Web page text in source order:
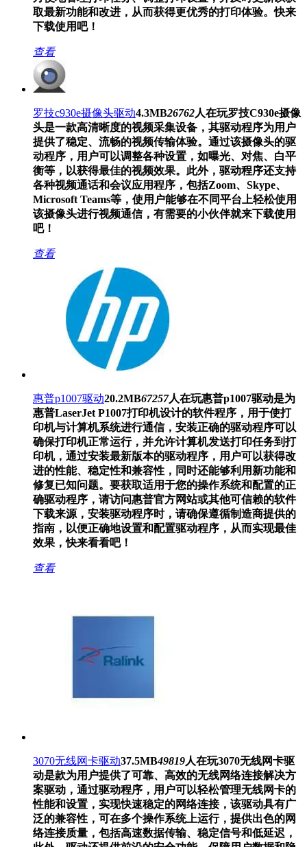
取最新功能和改进，从而获得更优秀的打印体验。快来
下载使用吧！
查看
罗技c930e摄像头驱动4.3MB26762人在玩罗技C930e摄像
头是一款高清晰度的视频采集设备，其驱动程序为用户
提供了稳定、流畅的视频传输体验。通过该摄像头的驱
动程序，用户可以调整各种设置，如曝光、对焦、白平
衡等，以获得最佳的视频效果。此外，驱动程序还支持
各种视频通话和会议应用程序，包括Zoom、Skype、
Microsoft Teams等，使用户能够在不同平台上轻松使用
该摄像头进行视频通信，有需要的小伙伴就来下载使用
吧！
查看
惠普p1007驱动20.2MB67257人在玩惠普p1007驱动是为
惠普LaserJet P1007打印机设计的软件程序，用于使打
印机与计算机系统进行通信，安装正确的驱动程序可以
确保打印机正常运行，并允许计算机发送打印任务到打
印机，通过安装最新版本的驱动程序，用户可以获得改
进的性能、稳定性和兼容性，同时还能够利用新功能和
修复已知问题。要获取适用于您的操作系统和配置的正
确驱动程序，请访问惠普官方网站或其他可信赖的软件
下载来源，安装驱动程序时，请确保遵循制造商提供的
指南，以便正确地设置和配置驱动程序，从而实现最佳
效果，快来看看吧！
查看
3070无线网卡驱动37.5MB49819人在玩3070无线网卡驱
动是款为用户提供了可靠、高效的无线网络连接解决方
案驱动，通过驱动程序，用户可以轻松管理无线网卡的
性能和设置，实现快速稳定的网络连接，该驱动具有广
泛的兼容性，可在多个操作系统上运行，提供出色的网
络连接质量，包括高速数据传输、稳定信号和低延迟，